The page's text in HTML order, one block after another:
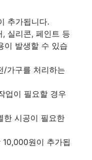
추가됩니다.
, 실리콘, 페인트 등
이 발생할 수 있습
/가구를 처리하는
업이 필요할 경우
한 시공이 필요한
10,000원이 추가됩